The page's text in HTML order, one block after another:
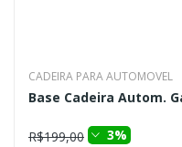
CADEIRA PARA AUTOMOVEL
Base Cadeira Autom.
R$199,00 3%